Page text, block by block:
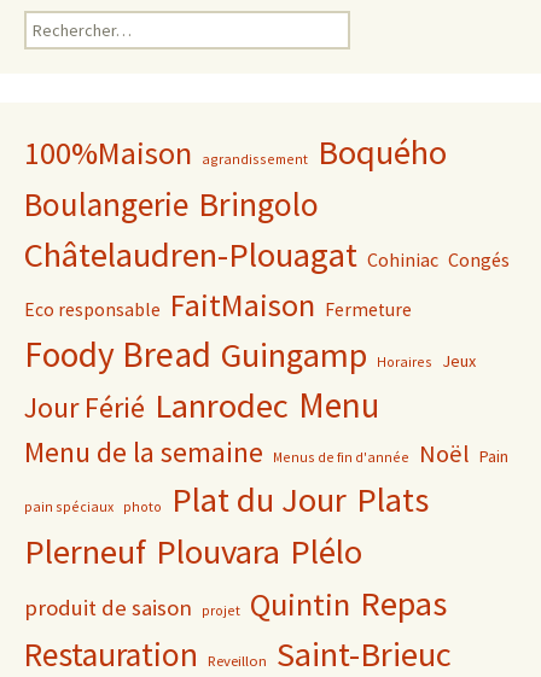
Rechercher :
100%Maison agrandissement Boquého
Boulangerie Bringolo
Châtelaudren-Plouagat Cohiniac Congés
Eco responsable FaitMaison Fermeture
Foody Bread Guingamp Horaires Jeux
Jour Férié Lanrodec Menu
Menu de la semaine Menus de fin d'année Noël Pain
pain spéciaux photo Plat du Jour Plats
Plerneuf Plouvara Plélo
produit de saison projet Quintin Repas
Restauration Reveillon Saint-Brieuc